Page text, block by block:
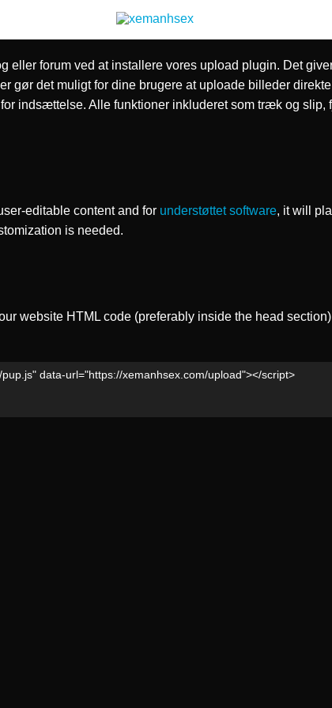
eller forum ved at installere vores upload plugin. Det
gør det muligt for dine brugere at uploade billeder
indsættelse. Alle funktioner inkluderet som træk og
editable content and for understøttet software, it will
is needed.
website HTML code (preferably inside the head